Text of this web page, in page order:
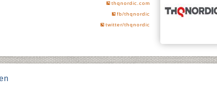
thqnordic.com
fb/thqnordic
twitter/thqnordic